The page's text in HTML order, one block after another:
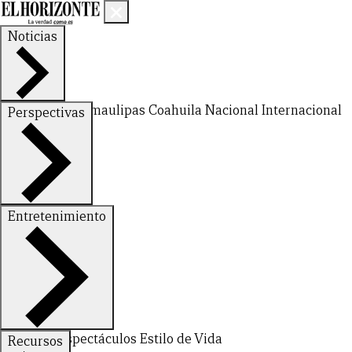
Noticias
Nuevo LeónTamaulipas Coahuila NacionalInternacional
Perspectivas
FinanzasOpinión
Entretenimiento
DeportesEspectáculos Estilo de Vida
Recursos